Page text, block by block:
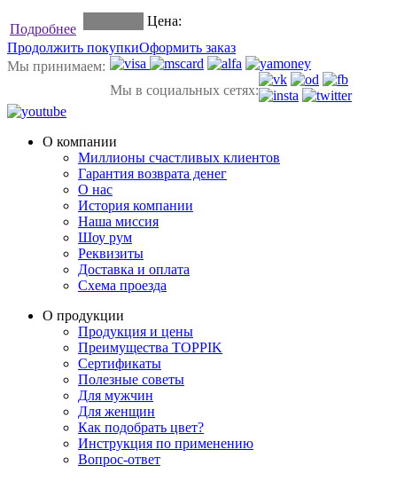
Подробнее
Цена:
Продолжить покупкиОформить заказ
Мы принимаем:
Мы в социальных сетях:
О компании
Миллионы счастливых клиентов
Гарантия возврата денег
О нас
История компании
Наша миссия
Шоу рум
Реквизиты
Доставка и оплата
Схема проезда
О продукции
Продукция и цены
Преимущества TOPPIK
Сертификаты
Полезные советы
Для мужчин
Для женщин
Как подобрать цвет?
Инструкция по применению
Вопрос-ответ